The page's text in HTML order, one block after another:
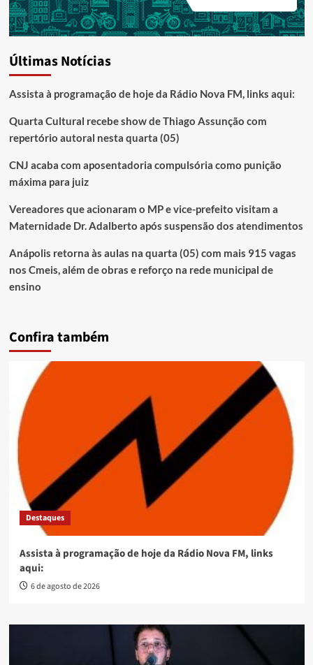
Últimas Notícias
Assista à programação de hoje da Rádio Nova FM, links aqui:
Quarta Cultural recebe show de Thiago Assunção com
repertório autoral nesta quarta (05)
CNJ acaba com aposentadoria compulsória como punição
máxima para juiz
Vereadores que acionaram o MP e vice-prefeito visitam a
Maternidade Dr. Adalberto após suspensão dos atendimentos
Anápolis retorna às aulas na quarta (05) com mais 915 vagas
nos Cmeis, além de obras e reforço na rede municipal de
ensino
Confira também
Destaques
Assista à programação de hoje da Rádio Nova FM, links
aqui:
6 de agosto de 2026